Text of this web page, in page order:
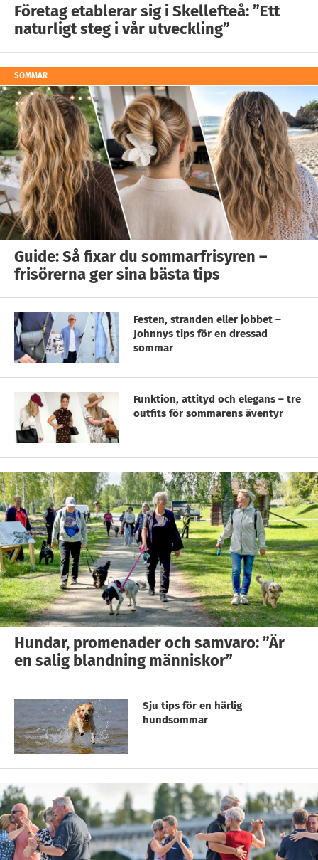
Företag etablerar sig i Skellefteå: ”Ett
naturligt steg i vår utveckling”
SOMMAR
Guide: Så fixar du sommarfrisyren –
frisörerna ger sina bästa tips
Festen, stranden eller jobbet –
Johnnys tips för en dressad
sommar
Funktion, attityd och elegans – tre
outfits för sommarens äventyr
Hundar, promenader och samvaro: ”Är
en salig blandning människor”
Sju tips för en härlig
hundsommar